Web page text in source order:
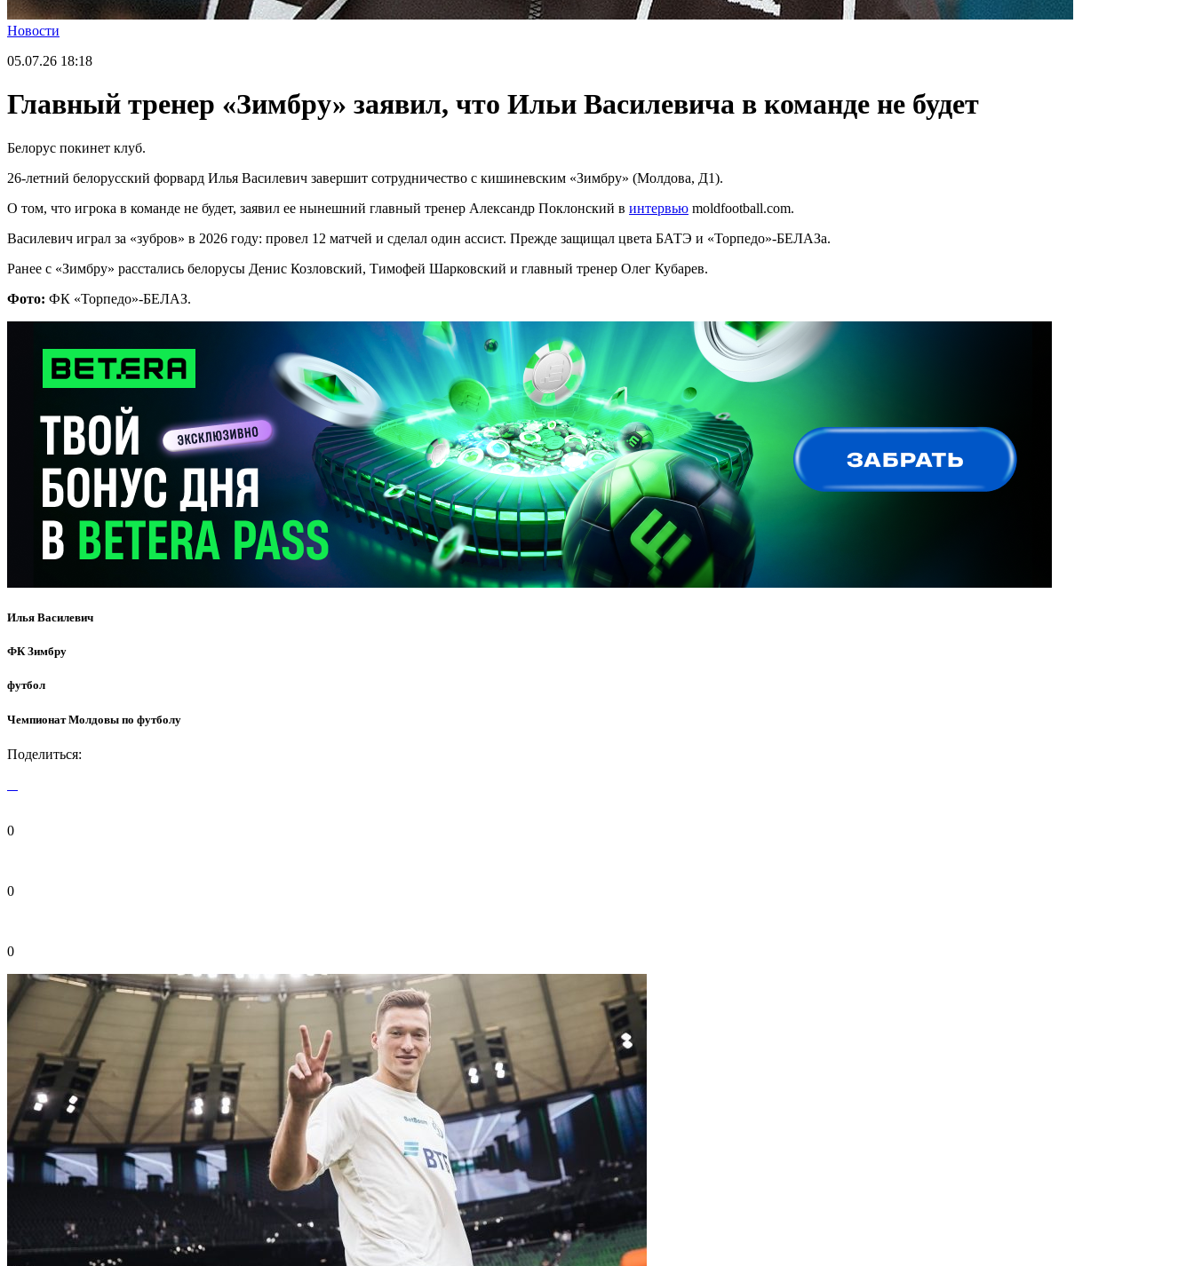
Новости
05.07.26 18:18
Главный тренер «Зимбру» заявил, что Ильи Василевича в команде не будет
Белорус покинет клуб.
26-летний белорусский форвард Илья Василевич завершит сотрудничество с кишиневским «Зимбру» (Молдова, Д1).
О том, что игрока в команде не будет, заявил ее нынешний главный тренер Александр Поклонский в интервью moldfootball.com.
Василевич играл за «зубров» в 2026 году: провел 12 матчей и сделал один ассист. Прежде защищал цвета БАТЭ и «Торпедо»-БЕЛАЗа.
Ранее с «Зимбру» расстались белорусы Денис Козловский, Тимофей Шарковский и главный тренер Олег Кубарев.
Фото: ФК «Торпедо»-БЕЛАЗ.
Илья Василевич
ФК Зимбру
футбол
Чемпионат Молдовы по футболу
Поделиться:
0
0
0